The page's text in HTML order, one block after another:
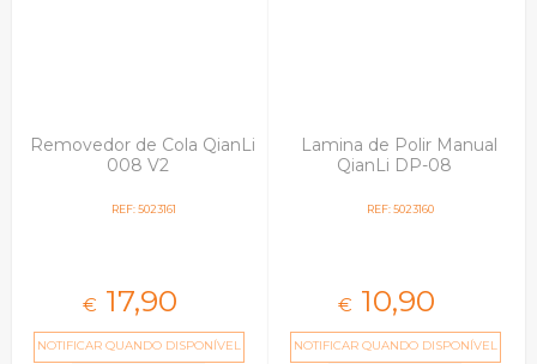
Removedor de Cola QianLi
008 V2
REF: 5023161
€ 17,90
NOTIFICAR QUANDO DISPONÍVEL
Lamina de Polir Manual
QianLi DP-08
REF: 5023160
€ 10,90
NOTIFICAR QUANDO DISPONÍVEL